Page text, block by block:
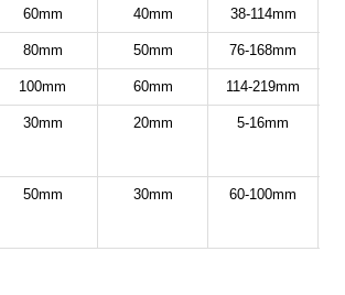
60mm 40mm 38-114mm
80mm 50mm 76-168mm
100mm 60mm 114-219mm
30mm 20mm 5-16mm
50mm 30mm 60-100mm